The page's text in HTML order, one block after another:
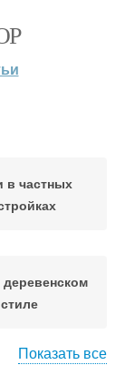
в частных
деревенском
стиле
Показать все